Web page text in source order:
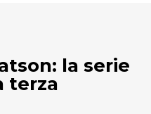
la serie
terza